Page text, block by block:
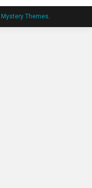
Mystery Themes.